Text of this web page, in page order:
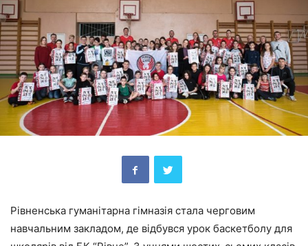
Рівненська гуманітарна гімназія стала черговим
навчальним закладом, де відбувся урок баскетболу для